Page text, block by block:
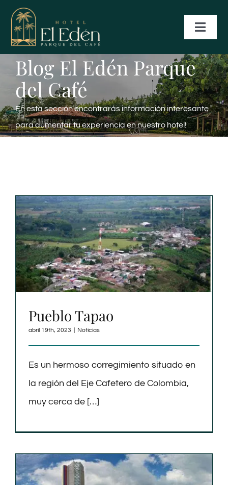
Skip
content
INICIO
HABITACIONES
SERVICIOS
GALERÍA
BLOG
¿CÓMO LLEGAR?
Blog El Edén Parque
del Café
En esta sección encontrarás información interesante
para aumentar tu experiencia en nuestro hotel!
Pueblo Tapao
abril 19th, 2023 Noticias
Es un hermoso corregimiento situado en
la región del Eje Cafetero de Colombia,
muy cerca de […]